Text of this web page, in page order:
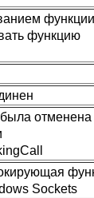
функции
функцию
отменена
Sockets